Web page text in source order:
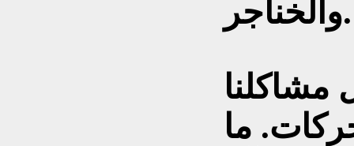
والخناجر.
مشاكلنا
ما